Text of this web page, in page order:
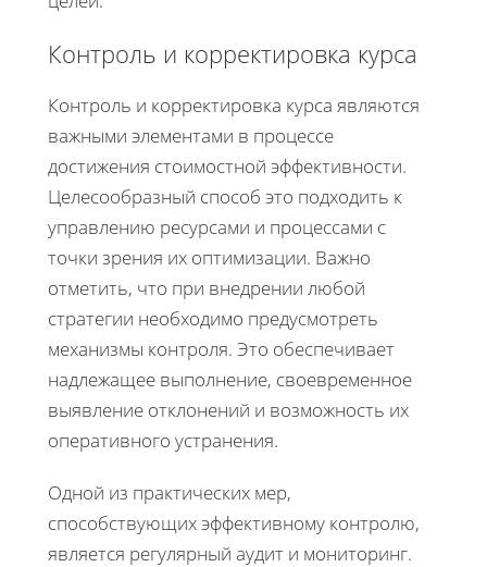
Контроль и корректировка курса
Контроль и корректировка курса являются
важными элементами в процессе
достижения стоимостной эффективности.
Целесообразный способ это подходить к
управлению ресурсами и процессами с
точки зрения их оптимизации. Важно
отметить, что при внедрении любой
стратегии необходимо предусмотреть
механизмы контроля. Это обеспечивает
надлежащее выполнение, своевременное
выявление отклонений и возможность их
оперативного устранения.
Одной из практических мер,
способствующих эффективному контролю,
является регулярный аудит и мониторинг.